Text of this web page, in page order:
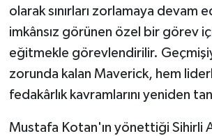
olarak sınırları zorlamaya devam
imkânsız görünen özel bir görev
eğitmekle görevlendirilir.
zorunda kalan Maverick, hem
fedakârlık kavramlarını yeniden
Mustafa Kotan'ın yönettiği Sihirli